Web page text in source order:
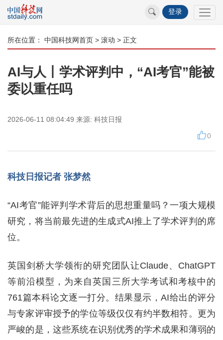
登录
所在位置： 中国科技网首页 > 滚动 > 正文
AI与人丨学术评判中，“AI考官”能被
委以重任吗
2026-06-11 08:04:49 来源: 科技日报
0
科技日报记者 张梦然
“AI考官”能评判学术背后的思想重量吗？一项大规模
研究，将当前最先进的生成式AI推上了学术评判的席
位。
英国剑桥大学领衔的研究团队让Claude、ChatGPT
等前沿模型，为来自英国三所大学考试和考核中的
761篇本科论文逐一打分。结果显示，AI给出的评分
与专家评审授予的学位等级仅仅有约半数相符。更为
严峻的是，这些系统在识别优秀的学术成果和薄弱的